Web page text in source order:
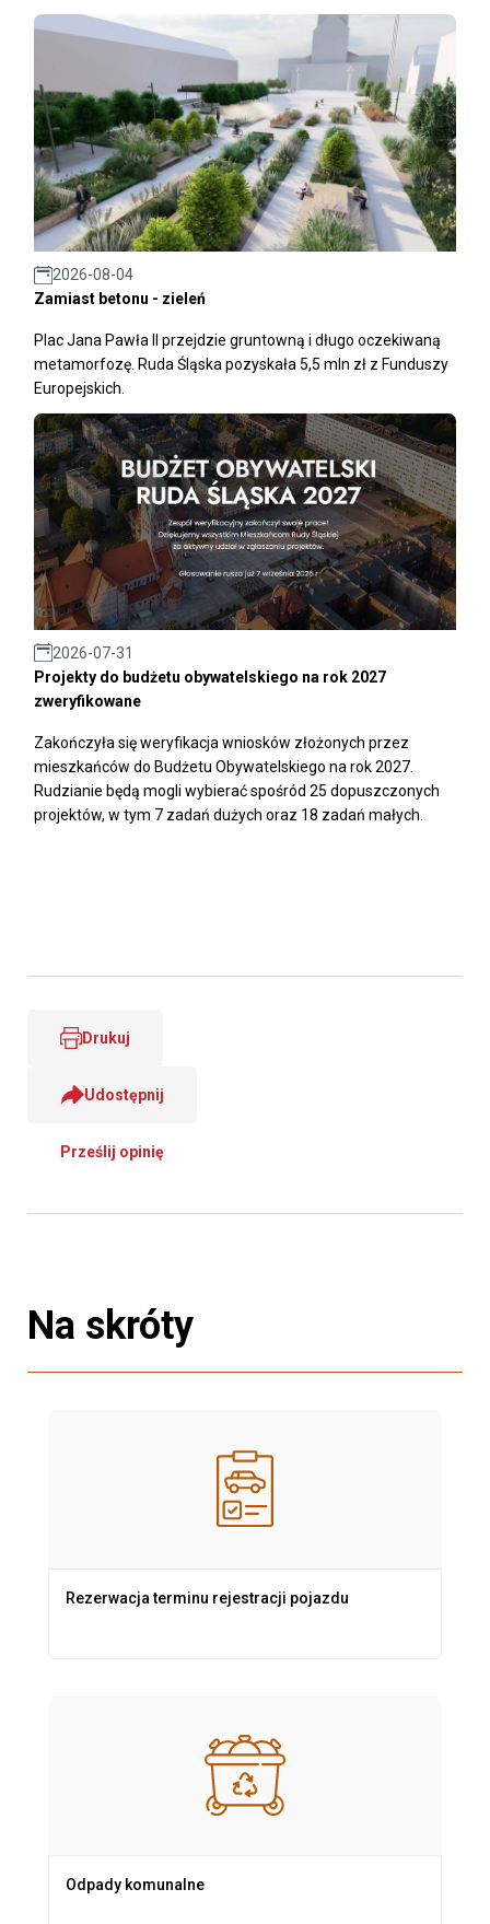
2026-08-04
Zamiast betonu - zieleń
Plac Jana Pawła II przejdzie gruntowną i długo oczekiwaną
metamorfozę. Ruda Śląska pozyskała 5,5 mln zł z Funduszy
Europejskich.
2026-07-31
Projekty do budżetu obywatelskiego na rok 2027
zweryfikowane
Zakończyła się weryfikacja wniosków złożonych przez
mieszkańców do Budżetu Obywatelskiego na rok 2027.
Rudzianie będą mogli wybierać spośród 25 dopuszczonych
projektów, w tym 7 zadań dużych oraz 18 zadań małych.
Drukuj
Udostępnij
Prześlij opinię
Na skróty
Rezerwacja terminu rejestracji pojazdu
Odpady komunalne